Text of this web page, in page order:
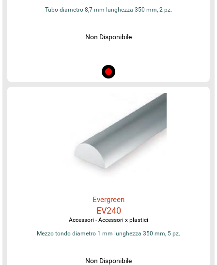
Tubo diametro 8,7 mm lunghezza 350 mm, 2 pz.
Non Disponibile
Evergreen
EV240
Accessori - Accessori x plastici
Mezzo tondo diametro 1 mm lunghezza 350 mm, 5 pz.
Non Disponibile